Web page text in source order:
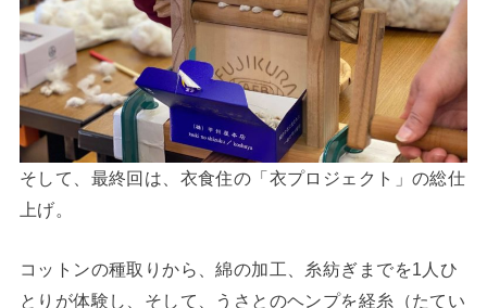
そして、最終回は、衣食住の「衣プロジェクト」の総仕
上げ。
コットンの種取りから、綿の加工、糸紡ぎまでを1人ひ
とりが体験し、そして、うさとのヘンプを経糸（たてい